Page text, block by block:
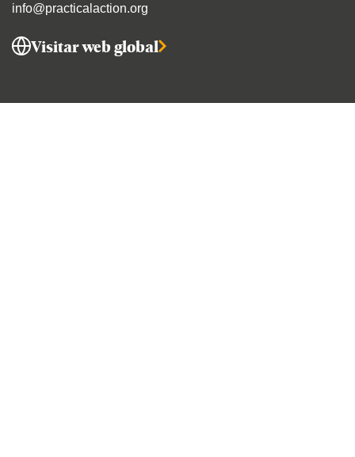
info@practicalaction.org
Visitar web global